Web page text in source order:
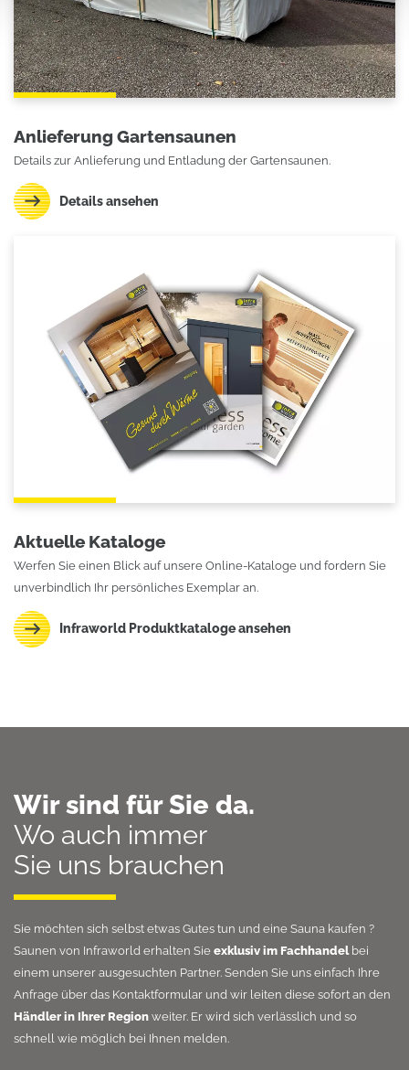
Anlieferung Gartensaunen
Details zur Anlieferung und Entladung der Gartensaunen.
Details ansehen
Aktuelle Kataloge
Werfen Sie einen Blick auf unsere Online-Kataloge und fordern Sie
unverbindlich Ihr persönliches Exemplar an.
Infraworld Produktkataloge ansehen
Wir sind für Sie da.
Wo auch immer
Sie uns brauchen
Sie möchten sich selbst etwas Gutes tun und eine Sauna kaufen ?
Saunen von Infraworld erhalten Sie exklusiv im Fachhandelbei
einem unserer ausgesuchten Partner. Senden Sie uns einfach Ihre
Anfrage über das Kontaktformular und wir leiten diese sofort an den
Händler in Ihrer Region weiter. Er wird sich verlässlich und so
schnell wie möglich bei Ihnen melden.